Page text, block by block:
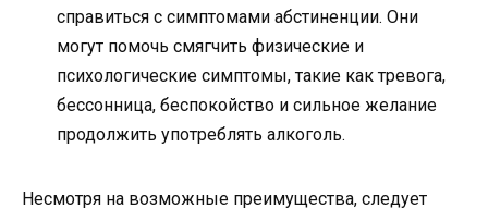
справиться с симптомами абстиненции. Они
могут помочь смягчить физические и
психологические симптомы, такие как тревога,
бессонница, беспокойство и сильное желание
продолжить употреблять алкоголь.
Несмотря на возможные преимущества, следует